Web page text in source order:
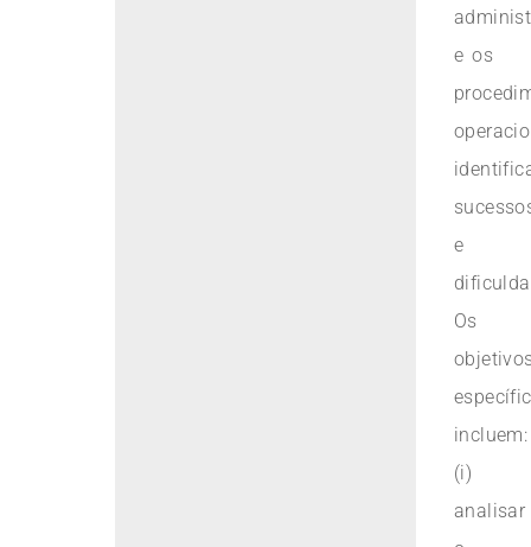
e os
e
Os
incluem:
(i)
analisar